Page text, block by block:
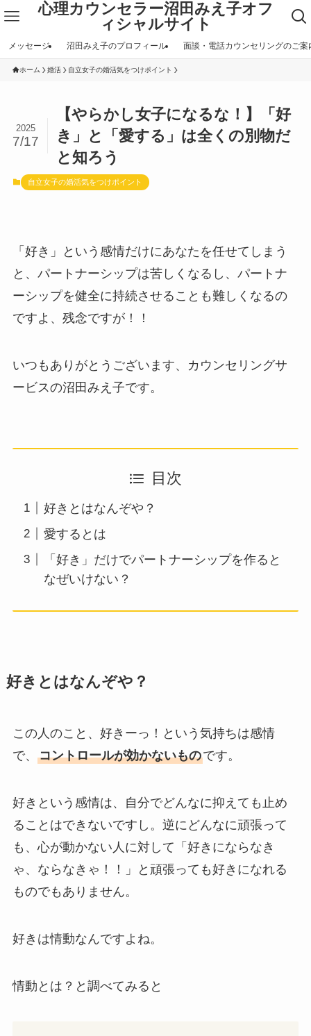
心理カウンセラー沼田みえ子オフ
ィシャルサイト
メッセージ 沼田みえ子のプロフィール 面談・電話カウンセリングのご案
ホーム 婚活 自立女子の婚活気をつけポイント
【やらかし女子になるな！】「好
き」と「愛する」は全くの別物だ
と知ろう
2025
7/17
自立女子の婚活気をつけポイント
「好き」という感情だけにあなたを任せてしまう
と、パートナーシップは苦しくなるし、パートナ
ーシップを健全に持続させることも難しくなるの
ですよ、残念ですが！！
いつもありがとうございます、カウンセリングサ
ービスの沼田みえ子です。
目次
好きとはなんぞや？
愛するとは
「好き」だけでパートナーシップを作ると
なぜいけない？
好きとはなんぞや？
この人のこと、好きーっ！という気持ちは感情
で、 コントロールが効かないものです。
好きという感情は、自分でどんなに抑えても止め
ることはできないですし。逆にどんなに頑張って
も、心が動かない人に対して「好きにならなき
ゃ、ならなきゃ！！」と頑張っても好きになれる
ものでもありません。
好きは情動なんですよね。
情動とは？と調べてみると